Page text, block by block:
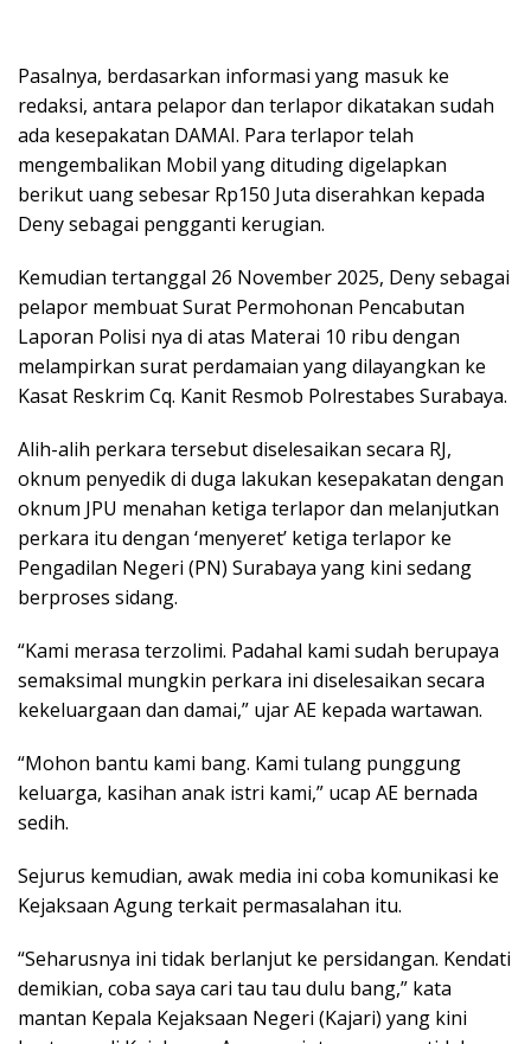
Pasalnya, berdasarkan informasi yang masuk ke
redaksi, antara pelapor dan terlapor dikatakan sudah
ada kesepakatan DAMAI. Para terlapor telah
mengembalikan Mobil yang dituding digelapkan
berikut uang sebesar Rp150 Juta diserahkan kepada
Deny sebagai pengganti kerugian.
Kemudian tertanggal 26 November 2025, Deny sebagai
pelapor membuat Surat Permohonan Pencabutan
Laporan Polisi nya di atas Materai 10 ribu dengan
melampirkan surat perdamaian yang dilayangkan ke
Kasat Reskrim Cq. Kanit Resmob Polrestabes Surabaya.
Alih-alih perkara tersebut diselesaikan secara RJ,
oknum penyedik di duga lakukan kesepakatan dengan
oknum JPU menahan ketiga terlapor dan melanjutkan
perkara itu dengan ‘menyeret’ ketiga terlapor ke
Pengadilan Negeri (PN) Surabaya yang kini sedang
berproses sidang.
“Kami merasa terzolimi. Padahal kami sudah berupaya
semaksimal mungkin perkara ini diselesaikan secara
kekeluargaan dan damai,” ujar AE kepada wartawan.
“Mohon bantu kami bang. Kami tulang punggung
keluarga, kasihan anak istri kami,” ucap AE bernada
sedih.
Sejurus kemudian, awak media ini coba komunikasi ke
Kejaksaan Agung terkait permasalahan itu.
“Seharusnya ini tidak berlanjut ke persidangan. Kendati
demikian, coba saya cari tau tau dulu bang,” kata
mantan Kepala Kejaksaan Negeri (Kajari) yang kini